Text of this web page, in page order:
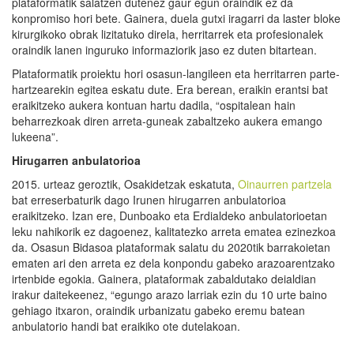
konpromiso hori bete. Gainera, duela gutxi iragarri da laster bloke
kirurgikoko obrak lizitatuko direla, herritarrek eta profesionalek
oraindik lanen inguruko informaziorik jaso ez duten bitartean.
Plataformatik proiektu hori osasun-langileen eta herritarren parte-
hartzearekin egitea eskatu dute. Era berean, eraikin erantsi bat
eraikitzeko aukera kontuan hartu dadila, “ospitalean hain
beharrezkoak diren arreta-guneak zabaltzeko aukera emango
lukeena”.
Hirugarren anbulatorioa
2015. urteaz geroztik, Osakidetzak eskatuta, Oinaurren partzela
bat erreserbaturik dago Irunen hirugarren anbulatorioa
eraikitzeko. Izan ere, Dunboako eta Erdialdeko anbulatorioetan
leku nahikorik ez dagoenez, kalitatezko arreta ematea ezinezkoa
da. Osasun Bidasoa plataformak salatu du 2020tik barrakoietan
ematen ari den arreta ez dela konpondu gabeko arazoarentzako
irtenbide egokia. Gainera, plataformak zabaldutako deialdian
irakur daitekeenez, “egungo arazo larriak ezin du 10 urte baino
gehiago itxaron, oraindik urbanizatu gabeko eremu batean
anbulatorio handi bat eraikiko ote dutelakoan.